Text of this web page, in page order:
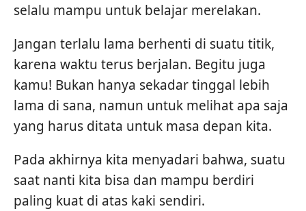
selalu mampu untuk belajar merelakan.
Jangan terlalu lama berhenti di suatu titik,
karena waktu terus berjalan. Begitu juga
kamu! Bukan hanya sekadar tinggal lebih
lama di sana, namun untuk melihat apa saja
yang harus ditata untuk masa depan kita.
Pada akhirnya kita menyadari bahwa, suatu
saat nanti kita bisa dan mampu berdiri
paling kuat di atas kaki sendiri.